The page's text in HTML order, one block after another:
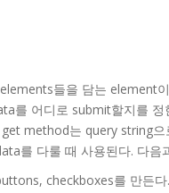
들을 담는 element
를 어디로 submit할지를
method는 query string
를 다룰 때 사용된다. 다음
checkboxes를 만든